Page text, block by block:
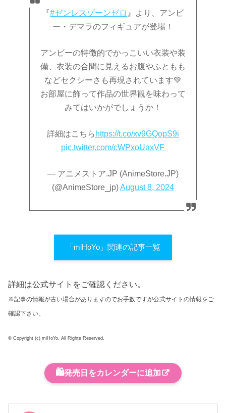
『#ゼンレスゾーンゼロ 』より、アンビ
ー・デマラのフィギュアが登場！
アンビーの特徴的でかっこいい衣装や装
備、衣装の合間に見えるお腹やふともも
などセクシーさも再現されています💚
お部屋に飾って作品の世界観を味わって
みてはいかがでしょうか！
詳細はこちら https://t.co/xv9GQopS9i
pic.twitter.com/cWPxoUaxVF
— アニメストア.JP (AnimeStore.JP)
(@AnimeStore_jp)August 8, 2024
「miHoYo」関連の記事一覧
詳細は公式サイトをご確認ください。
※記事の情報が古い場合がありますのでお手数ですが公式サイトの情報をご
確認下さい。
© Copyright (c) miHoYo. All Rights Reserved.
🛍️発売日をカレンダーに追加